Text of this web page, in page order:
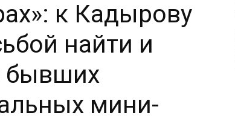
к Кадырову
найти и
бывших
мини-